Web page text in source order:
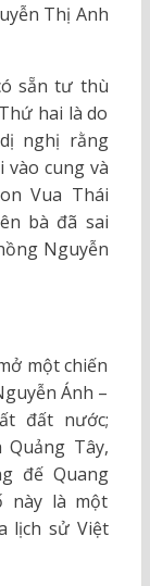
Thị Anh
sẵn tư thù
hai là do
nghị rằng
vào cung và
Vua Thái
bà đã sai
Nguyễn
một chiến
Ánh –
đất nước;
Tây,
đế Quang
này là một
lịch sử Việt